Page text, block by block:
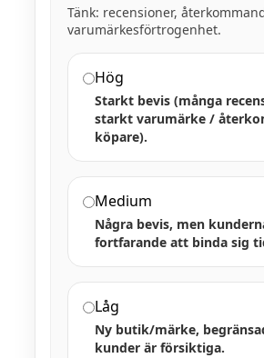
Tänk: recensioner,
varumärkesförtrogenhet.
Hög
Starkt bevis (många
starkt varumärke /
köpare).
Medium
Några bevis, men
fortfarande att binda sig
Låg
Ny butik/märke,
kunder är försiktiga.